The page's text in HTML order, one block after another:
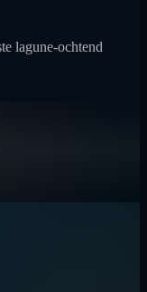
lagune-ochtend